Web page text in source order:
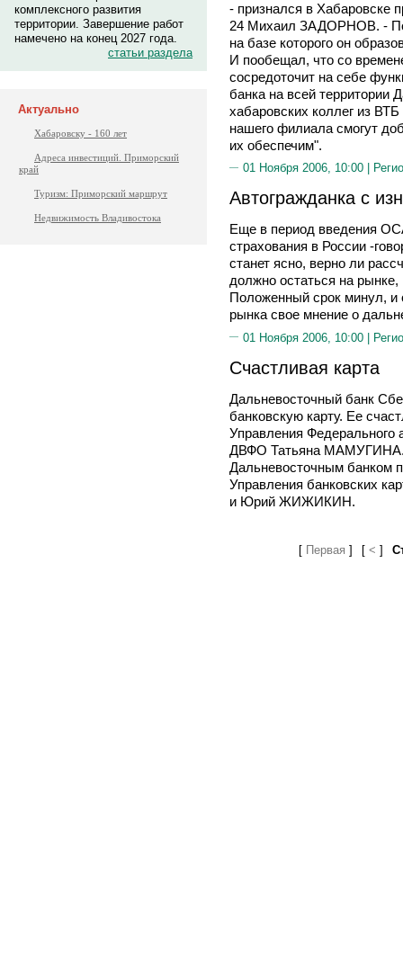
комплексного развития
территории. Завершение работ
намечено на конец 2027 года.
статьи раздела
Актуально
Хабаровску - 160 лет
Адреса инвестиций. Приморский
край
Туризм: Приморский маршрут
Недвижимость Владивостока
- признался в Хабаровске
24 Михаил ЗАДОРНОВ. -
на базе которого он
И пообещал, что со
сосредоточит на себе
банка на всей территории
хабаровских коллег из
нашего филиала смогут
их обеспечим".
01 Ноября 2006, 10:00 |
Автогражданка с
Еще в период введения
страхования в России -
станет ясно, верно ли
должно остаться на рынке,
Положенный срок минул, и
рынка свое мнение о
01 Ноября 2006, 10:00 |
Счастливая карта
Дальневосточный банк
банковскую карту. Ее
Управления Федерального
ДВФО Татьяна МАМУГИНА.
Дальневосточным банком
Управления банковских
и Юрий ЖИЖИКИН.
[Первая ] [< ]